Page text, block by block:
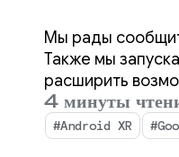
Мы рады
Также мы
расширить
4 минуты
#Android XR